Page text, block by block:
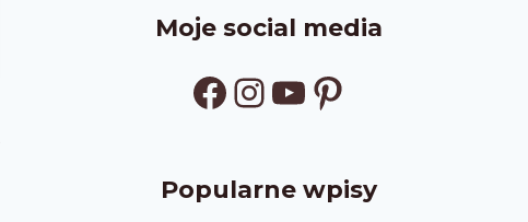
Moje social media
Facebook
Instagram
YouTube
Pinterest
Popularne wpisy